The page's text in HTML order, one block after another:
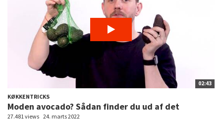
02:43
KØKKENTRICKS
Moden avocado? Sådan finder du ud af det
27.481 views 24. marts 2022